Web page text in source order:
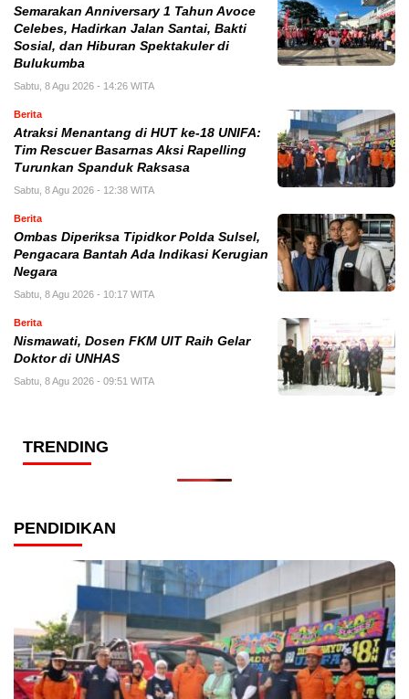
Semarakan Anniversary 1 Tahun Avoce
Celebes, Hadirkan Jalan Santai, Bakti
Sosial, dan Hiburan Spektakuler di
Bulukumba
Sabtu, 8 Agu 2026 - 14:26 WITA
Berita
Atraksi Menantang di HUT ke-18 UNIFA:
Tim Rescuer Basarnas Aksi Rapelling
Turunkan Spanduk Raksasa
Sabtu, 8 Agu 2026 - 12:38 WITA
Berita
Ombas Diperiksa Tipidkor Polda Sulsel,
Pengacara Bantah Ada Indikasi Kerugian
Negara
Sabtu, 8 Agu 2026 - 10:17 WITA
Berita
Nismawati, Dosen FKM UIT Raih Gelar
Doktor di UNHAS
Sabtu, 8 Agu 2026 - 09:51 WITA
TRENDING
PENDIDIKAN